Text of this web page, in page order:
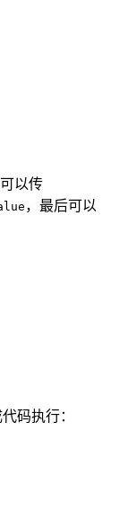
以传
，最后可以
码执行：